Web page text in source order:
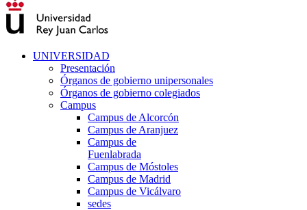
UNIVERSIDAD
Presentación
Órganos de gobierno unipersonales
Órganos de gobierno colegiados
Campus
Campus de Alcorcón
Campus de Aranjuez
Campus de
Fuenlabrada
Campus de Móstoles
Campus de Madrid
Campus de Vicálvaro
sedes